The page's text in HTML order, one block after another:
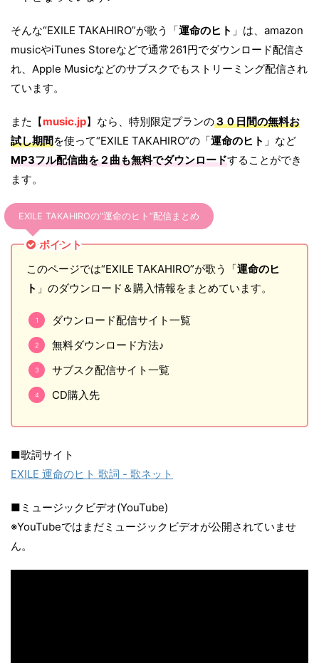
そんな“EXILE TAKAHIRO”が歌う「運命のヒト 」は、amazon
musicやiTunes Storeなどで通常261円でダウンロード配信さ
れ、Apple Musicなどのサブスクでもストリーミング配信され
ています。
また【music.jp】なら、特別限定プランの３０日間の無料お
試し期間を使って“EXILE TAKAHIRO”の「運命のヒト 」など
MP3フル配信曲を２曲も無料でダウンロードすることができ
ます。
EXILE TAKAHIROの“運命のヒト”配信まとめ
ポイント
このページでは“EXILE TAKAHIRO”が歌う「運命のヒ
ト 」のダウンロード＆購入情報をまとめています。
ダウンロード配信サイト一覧
無料ダウンロード方法♪
サブスク配信サイト一覧
CD購入先
■歌詞サイト
EXILE 運命のヒト 歌詞 - 歌ネット
■ミュージックビデオ(YouTube)
※YouTubeではまだミュージックビデオが公開されていませ
ん。